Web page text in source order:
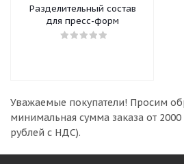
Разделительный состав
для пресс-форм
Уважаемые покупатели! Просим
минимальная сумма заказа от
рублей с НДС).